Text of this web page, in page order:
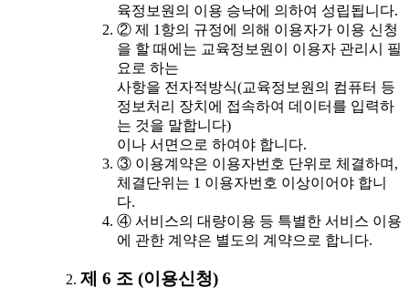
육정보원의 이용 승낙에 의하여 성립됩니다.
② 제 1항의 규정에 의해 이용자가 이용 신청
을 할 때에는 교육정보원이 이용자 관리시 필
요로 하는
사항을 전자적방식(교육정보원의 컴퓨터 등
정보처리 장치에 접속하여 데이터를 입력하
는 것을 말합니다)
이나 서면으로 하여야 합니다.
③ 이용계약은 이용자번호 단위로 체결하며,
체결단위는 1 이용자번호 이상이어야 합니
다.
④ 서비스의 대량이용 등 특별한 서비스 이용
에 관한 계약은 별도의 계약으로 합니다.
제 6 조 (이용신청)